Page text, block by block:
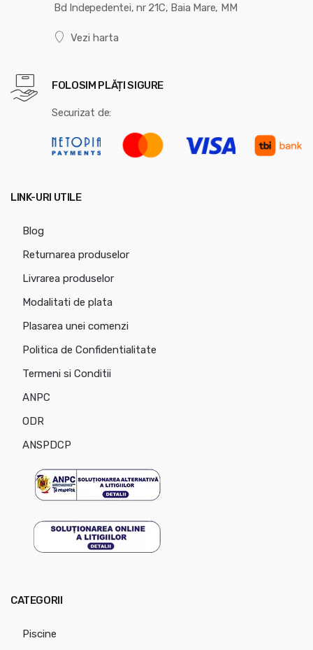
Bd Indepedentei, nr 21C, Baia Mare, MM
Vezi harta
FOLOSIM PLĂȚI SIGURE
Securizat de:
LINK-URI UTILE
Blog
Returnarea produselor
Livrarea produselor
Modalitati de plata
Plasarea unei comenzi
Politica de Confidentialitate
Termeni si Conditii
ANPC
ODR
ANSPDCP
CATEGORII
Piscine